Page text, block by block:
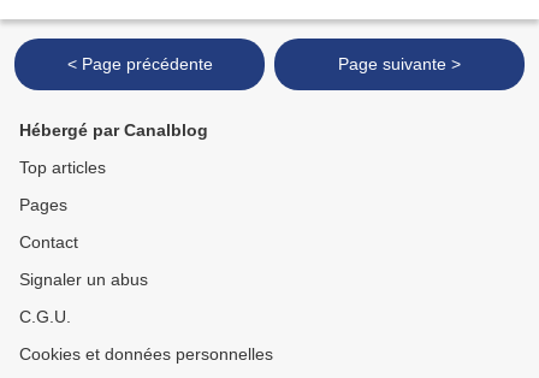
< Page précédente Page suivante >
Hébergé par Canalblog
Top articles
Pages
Contact
Signaler un abus
C.G.U.
Cookies et données personnelles